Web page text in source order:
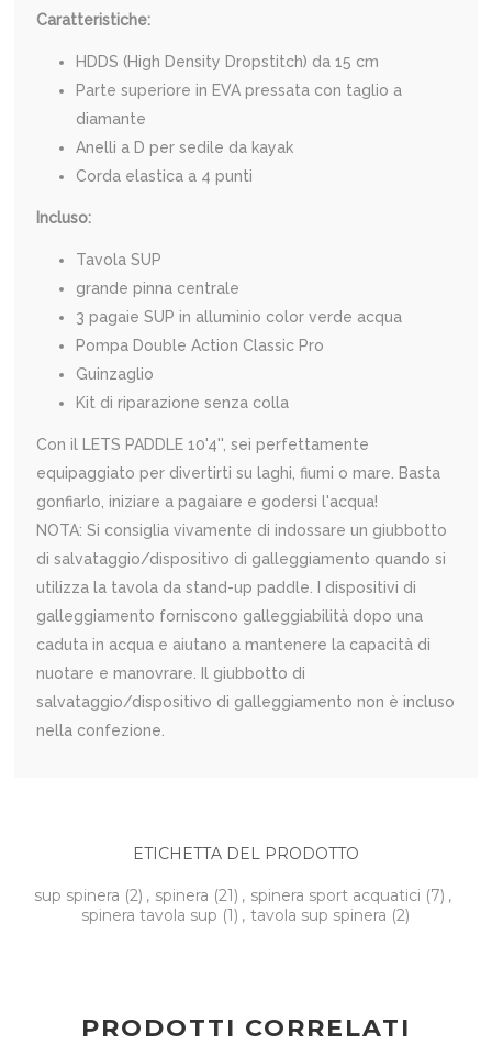
Caratteristiche:
HDDS (High Density Dropstitch) da 15 cm
Parte superiore in EVA pressata con taglio a
diamante
Anelli a D per sedile da kayak
Corda elastica a 4 punti
Incluso:
Tavola SUP
grande pinna centrale
3 pagaie SUP in alluminio color verde acqua
Pompa Double Action Classic Pro
Guinzaglio
Kit di riparazione senza colla
Con il LETS PADDLE 10'4'', sei perfettamente
equipaggiato per divertirti su laghi, fiumi o mare. Basta
gonfiarlo, iniziare a pagaiare e godersi l'acqua!
NOTA: Si consiglia vivamente di indossare un giubbotto
di salvataggio/dispositivo di galleggiamento quando si
utilizza la tavola da stand-up paddle. I dispositivi di
galleggiamento forniscono galleggiabilità dopo una
caduta in acqua e aiutano a mantenere la capacità di
nuotare e manovrare. Il giubbotto di
salvataggio/dispositivo di galleggiamento non è incluso
nella confezione.
ETICHETTA DEL PRODOTTO
sup spinera (2) , spinera (21) , spinera sport acquatici (7) ,
spinera tavola sup (1) , tavola sup spinera (2)
PRODOTTI CORRELATI